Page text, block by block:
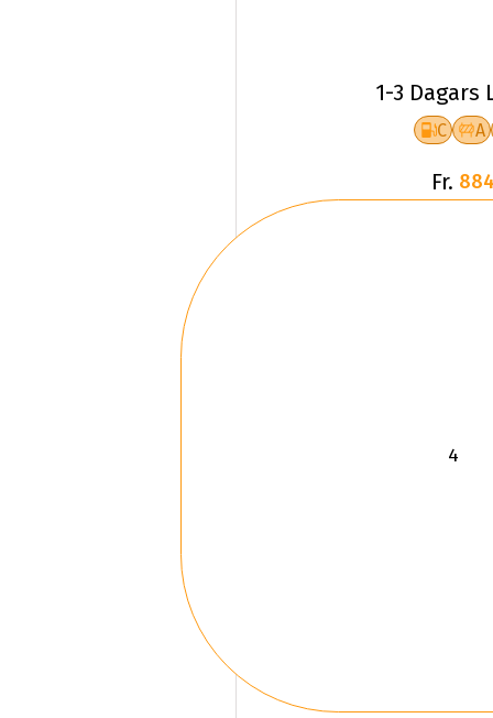
1-3 Dagars
C A
Fr.